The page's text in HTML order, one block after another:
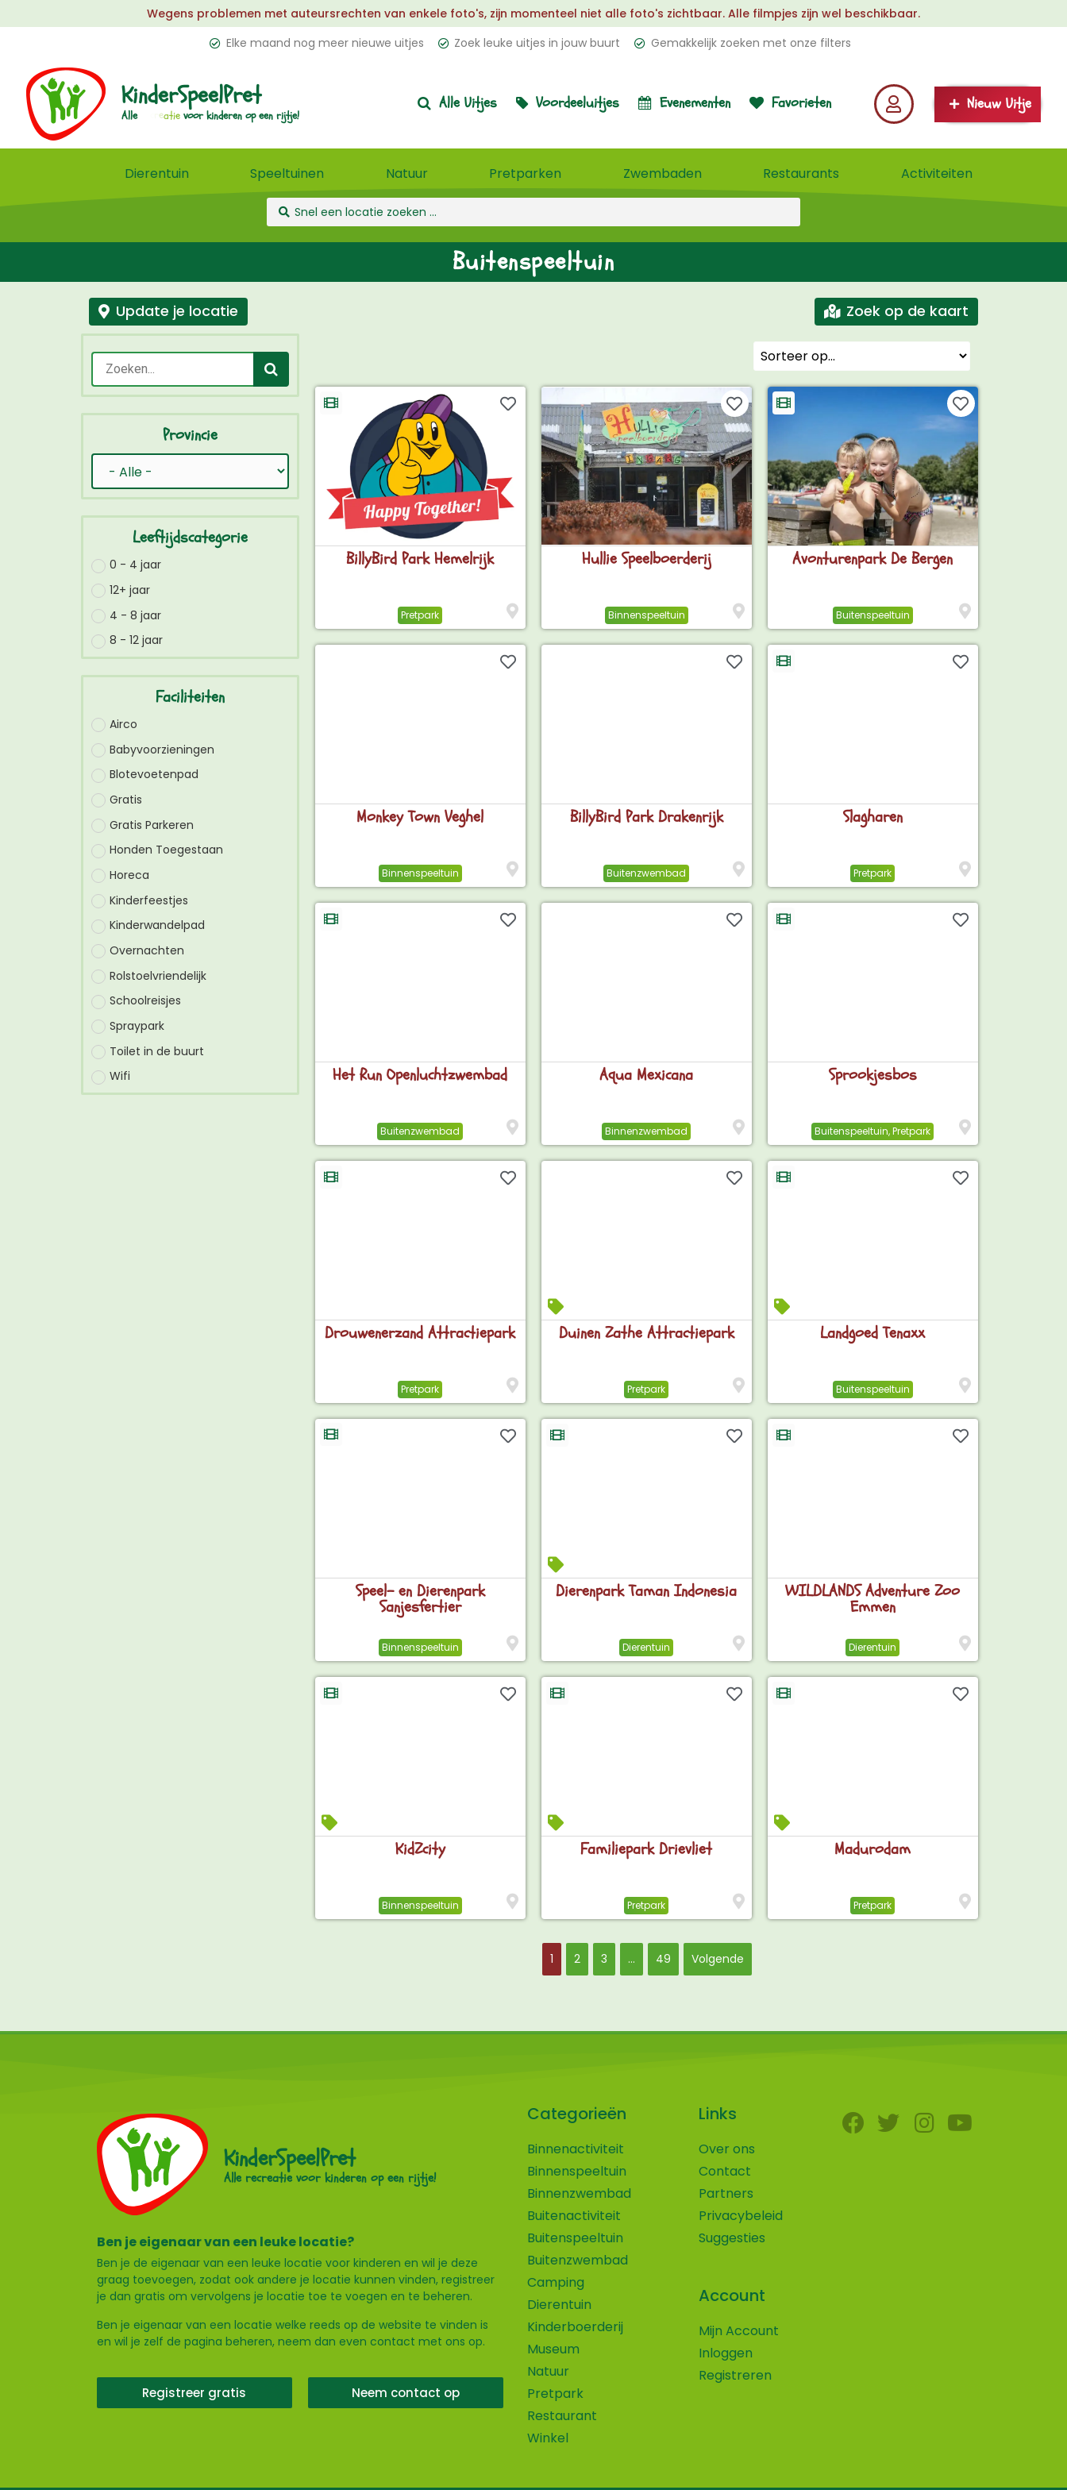
Wegens problemen met auteursrechten van enkele foto's, zijn momenteel niet alle foto's zichtbaar. Alle filmpjes zijn wel beschikbaar.
Elke maand nog meer nieuwe uitjes
Zoek leuke uitjes in jouw buurt Gemakkelijk zoeken met onze filters
KinderSpeelPret
Alle voor kinderen op een rijtje!
Alle Uitjes Voordeeluitjes Evenementen Favorieten Nieuw Uitje
Dierentuin Speeltuinen Natuur Pretparken Zwembaden Restaurants Activiteiten
Buitenspeeltuin
Update je locatie Zoek op de kaart
Provincie
Leeftijdscategorie
0 - 4 jaar
12+ jaar
4 - 8 jaar
8 - 12 jaar
Faciliteiten
Airco
Babyvoorzieningen
Blotevoetenpad
Gratis
Gratis Parkeren
Honden Toegestaan
Horeca
Kinderfeestjes
Kinderwandelpad
Overnachten
Rolstoelvriendelijk
Schoolreisjes
Spraypark
Toilet in de buurt
Wifi
BillyBird Park Hemelrijk
Pretpark
Hullie Speelboerderij
Binnenspeeltuin
Avonturenpark De Bergen
Buitenspeeltuin
Monkey Town Veghel
Binnenspeeltuin
BillyBird Park Drakenrijk
Buitenzwembad
Slagharen
Pretpark
Het Run Openluchtzwembad
Buitenzwembad
Aqua Mexicana
Binnenzwembad
Sprookjesbos
Buitenspeeltuin,Pretpark
Drouwenerzand Attractiepark
Pretpark
Duinen Zathe Attractiepark
Pretpark
Landgoed Tenaxx
Buitenspeeltuin
Speel- en Dierenpark
Sanjesfertier
Binnenspeeltuin
Dierenpark Taman Indonesia
Dierentuin
WILDLANDS Adventure Zoo
Emmen
Dierentuin
KidZcity
Binnenspeeltuin
Familiepark Drievliet
Pretpark
Madurodam
Pretpark
1 2 3 … 49 Volgende
KinderSpeelPret
Alle recreatie voor kinderen op een rijtje!
Ben je eigenaar van een leuke locatie?
Ben je de eigenaar van een leuke locatie voor kinderen en wil je deze
graag toevoegen, zodat ook andere je locatie kunnen vinden, registreer
je dan gratis om vervolgens je locatie toe te voegen en te beheren.
Ben je eigenaar van een locatie welke reeds op de website te vinden is
en wil je zelf de pagina beheren, neem dan even contact met ons op.
Registreer gratis Neem contact op
Categorieën
Binnenactiviteit
Binnenspeeltuin
Binnenzwembad
Buitenactiviteit
Buitenspeeltuin
Buitenzwembad
Camping
Dierentuin
Kinderboerderij
Museum
Natuur
Pretpark
Restaurant
Winkel
Links
Over ons
Contact
Partners
Privacybeleid
Suggesties
Account
Mijn Account
Inloggen
Registreren
Wij maken gebruik van cookies
Accepteren Privacybeleid
Volg ons op social media!
Vind je onze website leuk en wil je ons dat laten weten